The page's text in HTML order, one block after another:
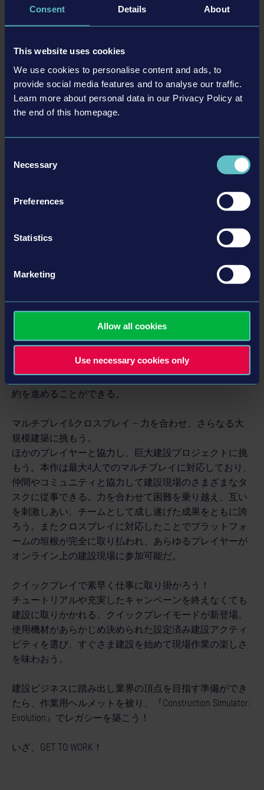
Consent Details About
This website uses cookies
We use cookies to personalise content and ads, to
provide social media features and to analyse our traffic.
Learn more about personal data in our Privacy Policy at
the end of this homepage.
Selection
Necessary
Preferences
Statistics
Marketing
Allow all cookies
Use necessary cookies only
Construction Equipmentを始めとする様々なメーカーの重機
が登場する。35社以上の世界的有名ブランドから公式ラ
のパワーと信頼性を建設現場で発揮させよう。
また今作は作業着の選択肢もさらに充実し、Bobcatと
Straussからライセンスを受けた作業着があればあらゆる
建設現場がランウェイに変わり、クールかつ安全にキメ
『Construction Simulator』シリーズ初の要素として、今作
能！ 油圧式ハンマーや専用機材を使い、新たな建設プロ
ジェクトのためにスペースを確保しよう。ただし現場ご
な破壊を実現する物理演算とさまざまなツールを活用
また『Construction Simulator: Evolution』では左官作業のほ
手工具による現場作業も楽しめる。まさに手に汗握る要
素が揃ったことでシリーズ史上最高にリアルな建設現場
が実現し、プレイヤーは現場の中心として、あらゆる契
約を進めることができる。
マルチプレイ&クロスプレイ – 力を合わせ、さらなる大
規模建築に挑もう。
ほかのプレイヤーと協力し、巨大建設プロジェクトに挑
もう。本作は最大4人でのマルチプレイに対応しており、
仲間やコミュニティと協力して建設現場のさまざまなタ
スクに従事できる。力を合わせて困難を乗り越え、互い
を刺激しあい、チームとして成し遂げた成果をともに誇
ろう。またクロスプレイに対応したことでプラットフォ
ームの垣根が完全に取り払われ、あらゆるプレイヤーが
オンライン上の建設現場に参加可能だ。
クイックプレイで素早く仕事に取り掛かろう！
チュートリアルや充実したキャンペーンを終えなくても
建設に取りかかれる、クイックプレイモードが新登場。
使用機材があらかじめ決められた設定済み建設アクティ
ビティを選び、すぐさま建設を始めて現場作業の楽しさ
を味わおう。
建設ビジネスに踏み出し業界の頂点を目指す準備ができ
たら、作業用ヘルメットを被り、『Construction Simulator:
Evolution』でレガシーを築こう！
いざ、GET TO WORK！